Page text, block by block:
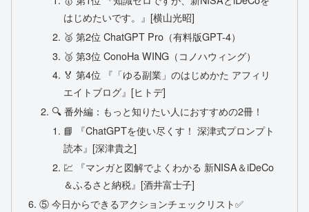
はじめたいです。』[横山光昭]
🥈 第2位 ChatGPT Pro（有料版GPT-4）
🥉 第3位 ConoHa WING（コノハウィング）
🏅 第4位 『「ゆる副業」のはじめかた アフィリ
エイトブログ』[ヒトデ]
🔍 番外編：もっと知りたい人におすすめの2冊！
📘 『ChatGPTを使い尽くす！ 深津式プロンプト
読本』[深津貴之]
💹 『マンガと図解でよくわかる 新NISA＆iDeCo
＆ふるさと納税』[酒井富士子]
⑤ 今日からできるアクションチェックリスト✅